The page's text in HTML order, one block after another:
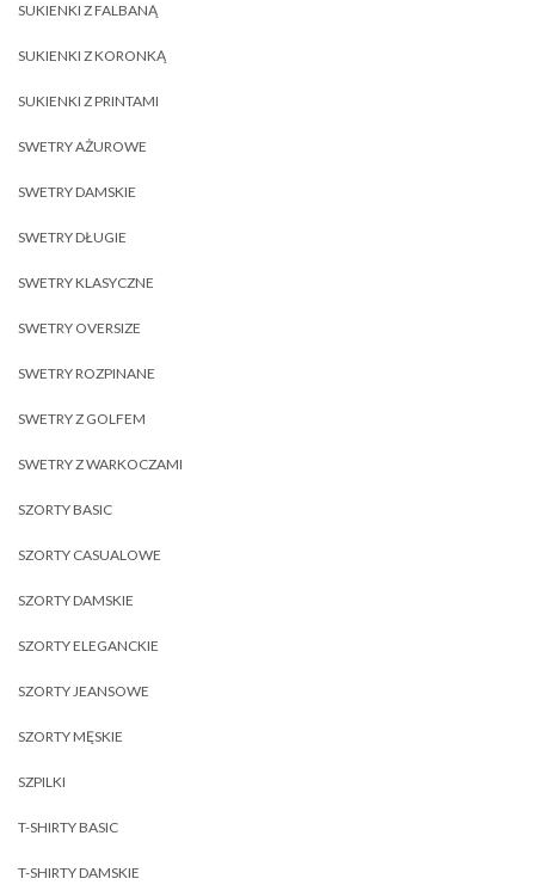
SUKIENKI Z FALBANĄ
SUKIENKI Z KORONKĄ
SUKIENKI Z PRINTAMI
SWETRY AŻUROWE
SWETRY DAMSKIE
SWETRY DŁUGIE
SWETRY KLASYCZNE
SWETRY OVERSIZE
SWETRY ROZPINANE
SWETRY Z GOLFEM
SWETRY Z WARKOCZAMI
SZORTY BASIC
SZORTY CASUALOWE
SZORTY DAMSKIE
SZORTY ELEGANCKIE
SZORTY JEANSOWE
SZORTY MĘSKIE
SZPILKI
T-SHIRTY BASIC
T-SHIRTY DAMSKIE